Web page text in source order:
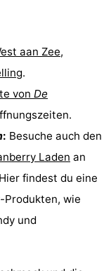
aan Zee,
.
von De
: Besuche auch den
Laden an
findest du eine
Produkten, wie
und